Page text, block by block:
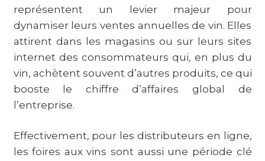
représentent un levier majeur pour
dynamiser leurs ventes annuelles de vin. Elles
attirent dans les magasins ou sur leurs sites
internet des consommateurs qui, en plus du
vin, achètent souvent d’autres produits, ce qui
booste le chiffre d’affaires global de
l’entreprise.
Effectivement, pour les distributeurs en ligne,
les foires aux vins sont aussi une période clé